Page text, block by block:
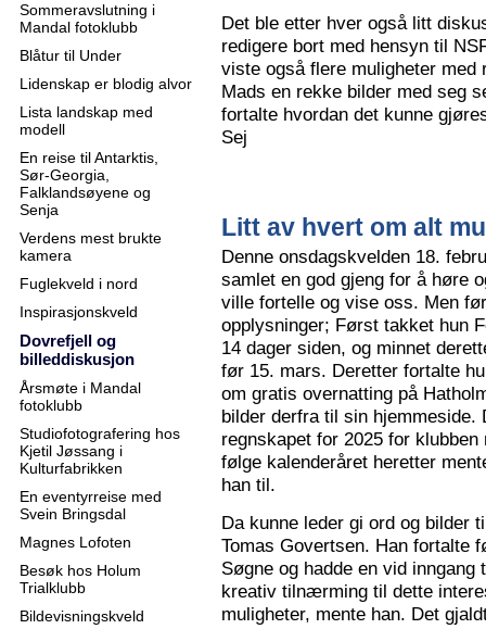
Sommeravslutning i
Mandal fotoklubb
Blåtur til Under
Lidenskap er blodig alvor
Lista landskap med
modell
En reise til Antarktis,
Sør-Georgia,
Falklandsøyene og
Senja
Verdens mest brukte
kamera
Fuglekveld i nord
Inspirasjonskveld
Dovrefjell og
billeddiskusjon
Årsmøte i Mandal
fotoklubb
Studiofotografering hos
Kjetil Jøssang i
Kulturfabrikken
En eventyrreise med
Svein Bringsdal
Magnes Lofoten
Besøk hos Holum
Trialklubb
Bildevisningskveld
Det ble etter hver også litt
redigere bort med hensyn til
viste også flere muligheter
Mads en rekke bilder med seg
fortalte hvordan det kunne
Sej
Litt av hvert om alt
Denne onsdagskvelden 18.
samlet en god gjeng for å høre
ville fortelle og vise oss. Men
opplysninger; Først takket hun
14 dager siden, og minnet
før 15. mars. Deretter fortalte
om gratis overnatting på
bilder derfra til sin hjemmeside.
regnskapet for 2025 for
følge kalenderåret heretter
han til.
Da kunne leder gi ord og bilder
Tomas Govertsen. Han fortalte
Søgne og hadde en vid
kreativ tilnærming til dette
muligheter, mente han. Det